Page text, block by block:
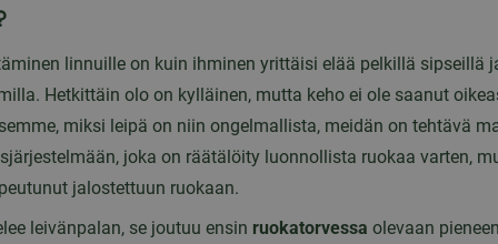
linnuille on kuin ihminen yrittäisi elää pelkillä sipseillä
Hetkittäin olo on kylläinen, mutta keho ei ole saanut
miksi leipä on niin ongelmallista, meidän on tehtävä
joka on räätälöity luonnollista ruokaa varten,
jalostettuun ruokaan.
leivänpalan, se joutuu ensin ruokatorvessa olevaan